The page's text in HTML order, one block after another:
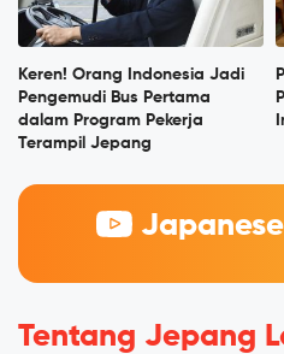
Keren! Orang Indonesia Jadi
Pengemudi Bus Pertama
dalam Program Pekerja
Terampil Jepang
Tentang Jepang